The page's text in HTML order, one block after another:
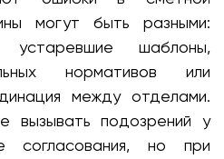
могут быть разными:
устаревшие шаблоны,
нормативов или
между отделами.
вызывать подозрений у
согласования, но при